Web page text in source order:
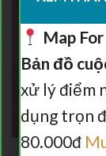
Map
Bản đồ
xử lý điểm
dụng trọn
80.000đ